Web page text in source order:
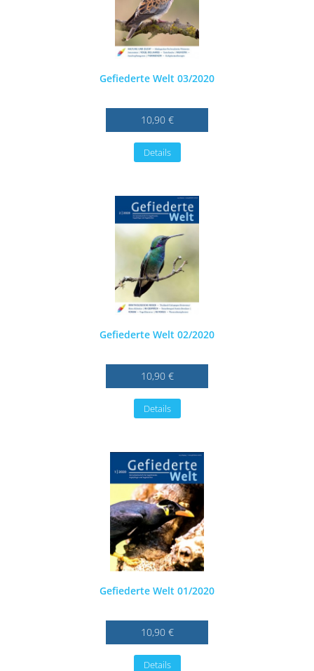
Gefiederte Welt 03/2020
10,90 €
Details
Gefiederte Welt 02/2020
10,90 €
Details
Gefiederte Welt 01/2020
10,90 €
Details